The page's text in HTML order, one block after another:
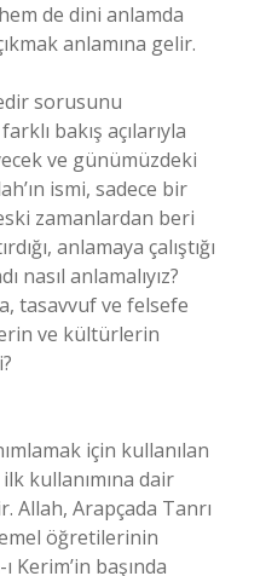
de dini anlamda
anlamına gelir.
sorusunu
bakış açılarıyla
ve günümüzdeki
ismi, sadece bir
zamanlardan beri
anlamaya çalıştığı
nasıl anlamalıyız?
tasavvuf ve felsefe
ve kültürlerin
için kullanılan
kullanımına dair
Allah, Arapçada Tanrı
öğretilerinin
Kerim’in başında